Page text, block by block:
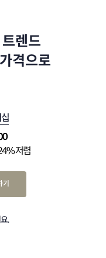
렌드
격으로
저렴
기
.